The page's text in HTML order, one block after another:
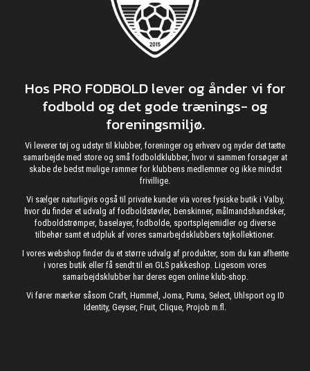
Hos PRO FODBOLD lever og ånder vi for
fodbold og det gode trænings- og
foreningsmiljø.
Vi leverer tøj og udstyr til klubber, foreninger og erhverv og nyder det tætte
samarbejde med store og små fodboldklubber, hvor vi sammen forsøger at
skabe de bedst mulige rammer for klubbens medlemmer og ikke mindst
frivillige.
Vi sælger naturligvis også til private kunder via vores fysiske butik i Valby,
hvor du finder et udvalg af fodboldstøvler, benskinner, målmandshandsker,
fodboldstrømper, baselayer, fodbolde, sportsplejemidler og diverse
tilbehør samt et udpluk af vores samarbejdsklubbers tøjkollektioner.
I vores webshop finder du et større udvalg af produkter, som du kan afhente
i vores butik eller få sendt til en GLS pakkeshop. Ligesom vores
samarbejdsklubber har deres egen online klub-shop.
Vi fører mærker såsom Craft, Hummel, Joma, Puma, Select, Uhlsport og ID
Identity, Geyser, Fruit, Clique, Projob m.fl.